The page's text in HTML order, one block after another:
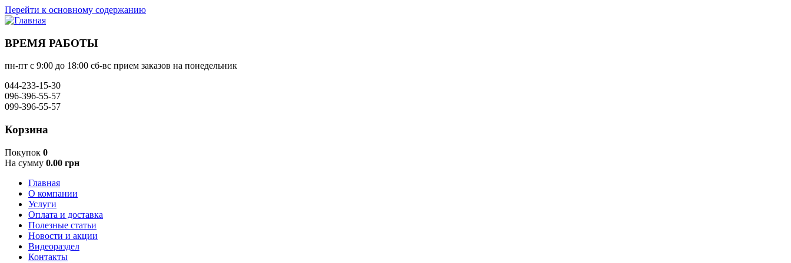
Перейти к основному содержанию
ВРЕМЯ РАБОТЫ
пн-пт с 9:00 до 18:00 сб-вс прием заказов на понедельник
044-233-15-30
096-396-55-57
099-396-55-57
Корзина
Покупок 0
На сумму 0.00 грн
Главная
О компании
Услуги
Оплата и доставка
Полезные статьи
Новости и акции
Видеораздел
Контакты